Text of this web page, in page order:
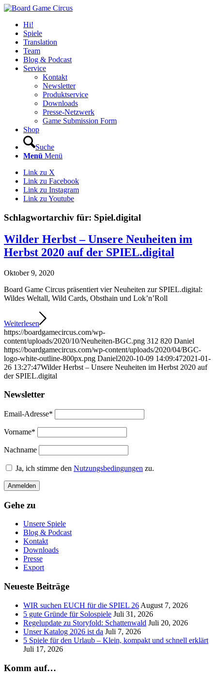
Hi!
Spiele
Translation
Team
Blog & Podcast
Service
Kontakt
Newsletter
Produktservice
Downloads
Presse-Netzwerk
Game Submission Form
Shop
Suche
Menü Menü
Link zu X
Link zu Facebook
Link zu Instagram
Link zu Youtube
Schlagwortarchiv für: Spiel.digital
Wilder Herbst – Unsere Neuheiten im
Herbst 2020 auf der SPIEL.digital
Oktober 9, 2020
Board Game Circus präsentiert vier Neuheiten zur SPIEL.digital:
Wildes Weltall, Wild Cards, Obsthain und Lok’n’Roll
Weiterlesen
https://boardgamecircus.com/wp-
content/uploads/2020/10/Neuheiten-BGC.png 312 820 Daniel
https://boardgamecircus.com/wp-content/uploads/2020/04/BGC-
logo-white-outline-800px.png Daniel2020-10-09 14:09:472021-01-
26 13:27:47Wilder Herbst – Unsere Neuheiten im Herbst 2020 auf
der SPIEL.digital
Newsletter
Email-Adresse*
Vorname*
Nachname
Ja, ich stimme den Nutzungsbedingungen zu.
Gehe zu
Unsere Spiele
Blog & Podcast
Kontakt
Downloads
Presse
Export
Neueste Beiträge
WIR suchen EUCH für die SPIEL 26 August 7, 2026
5 gute Gründe für Solospiele Juli 31, 2026
Regelupdate zu Storyfold: Schattenwald Juli 20, 2026
Unser Katalog 2026 ist da Juli 7, 2026
5 Spiele für den Urlaub – Klein, kompakt und schnell erklärt
Juli 17, 2026
Komm auf…